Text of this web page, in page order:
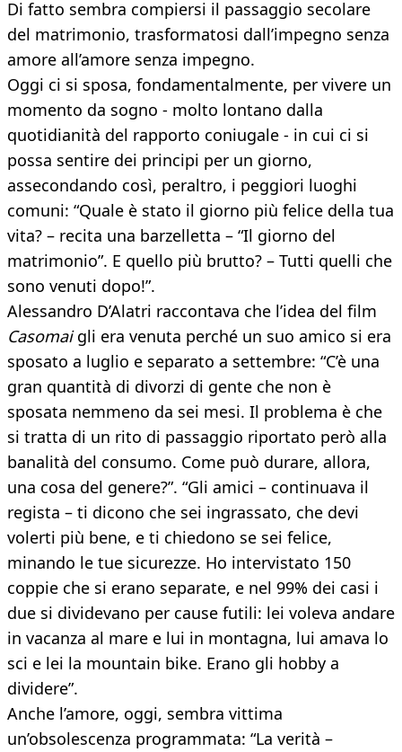
Di fatto sembra compiersi il passaggio secolare
del matrimonio, trasformatosi dall’impegno senza
amore all’amore senza impegno.
Oggi ci si sposa, fondamentalmente, per vivere un
momento da sogno - molto lontano dalla
quotidianità del rapporto coniugale - in cui ci si
possa sentire dei principi per un giorno,
assecondando così, peraltro, i peggiori luoghi
comuni: “Quale è stato il giorno più felice della tua
vita? – recita una barzelletta – “Il giorno del
matrimonio”. E quello più brutto? – Tutti quelli che
sono venuti dopo!”.
Alessandro D’Alatri raccontava che l’idea del film
Casomaigli era venuta perché un suo amico si era
sposato a luglio e separato a settembre: “C’è una
gran quantità di divorzi di gente che non è
sposata nemmeno da sei mesi. Il problema è che
si tratta di un rito di passaggio riportato però alla
banalità del consumo. Come può durare, allora,
una cosa del genere?”. “Gli amici – continuava il
regista – ti dicono che sei ingrassato, che devi
volerti più bene, e ti chiedono se sei felice,
minando le tue sicurezze. Ho intervistato 150
coppie che si erano separate, e nel 99% dei casi i
due si dividevano per cause futili: lei voleva andare
in vacanza al mare e lui in montagna, lui amava lo
sci e lei la mountain bike. Erano gli hobby a
dividere”.
Anche l’amore, oggi, sembra vittima
un’obsolescenza programmata: “La verità –